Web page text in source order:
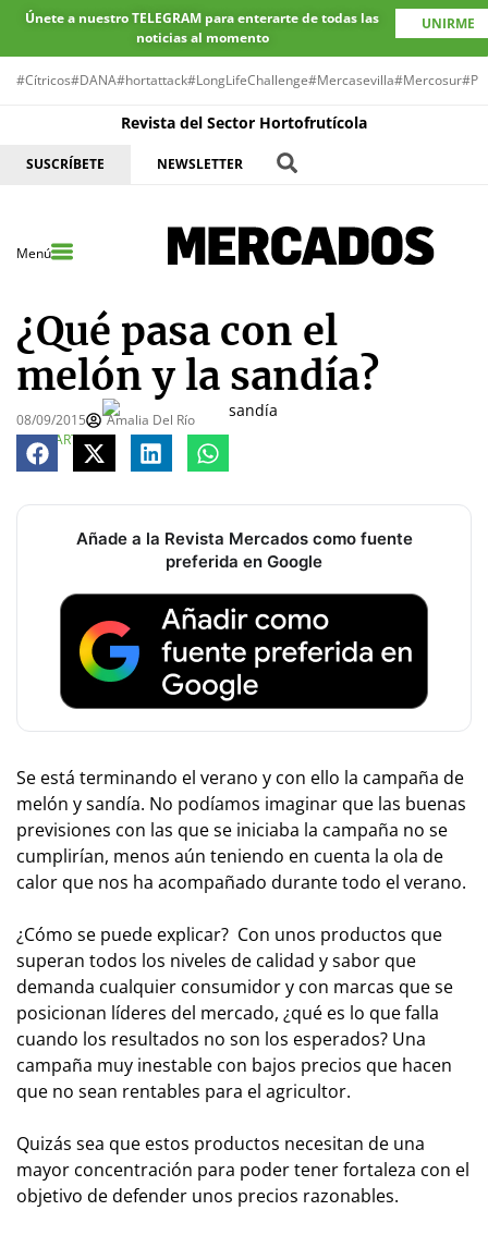
Únete a nuestro TELEGRAM para enterarte de todas las
noticias al momento
UNIRME
#Cítricos#DANA#hortattack#LongLifeChallenge#Mercasevilla#Mercosur
Revista del Sector Hortofrutícola
SUSCRÍBETE NEWSLETTER
Menú
¿Qué pasa con el
melón y la sandía?
08/09/2015
Amalia Del Río
COMPARTE
Añade a la Revista Mercados como fuente
preferida en Google
Se está terminando el verano y con ello la campaña de
melón y sandía. No podíamos imaginar que las buenas
previsiones con las que se iniciaba la campaña no se
cumplirían, menos aún teniendo en cuenta la ola de
calor que nos ha acompañado durante todo el verano.
¿Cómo se puede explicar? Con unos productos que
superan todos los niveles de calidad y sabor que
demanda cualquier consumidor y con marcas que se
posicionan líderes del mercado, ¿qué es lo que falla
cuando los resultados no son los esperados? Una
campaña muy inestable con bajos precios que hacen
que no sean rentables para el agricultor.
Quizás sea que estos productos necesitan de una
mayor concentración para poder tener fortaleza con el
objetivo de defender unos precios razonables.